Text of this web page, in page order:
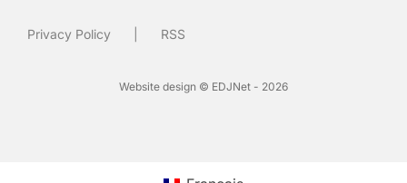
Privacy Policy RSS
Website design © EDJNet - 2026